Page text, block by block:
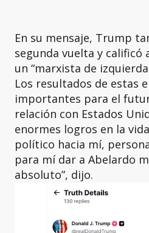
En su mensaje, Trump
segunda vuelta y calificó
un “marxista de
Los resultados de estas
importantes para el
relación con Estados
enormes logros en la
político hacia mí,
para mí dar a Abelardo
absoluto”, dijo.